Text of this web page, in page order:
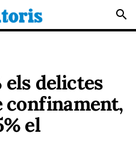
search
els delictes
confinament,
el